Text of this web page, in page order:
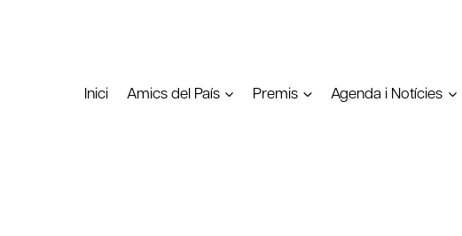
Inici
Amics del País Premis Agenda i Notícies